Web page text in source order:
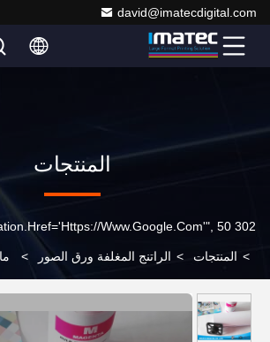
david@imatecdigital.com
المنتجات
302 SetTimeout("javascript:location.href='https://www.google.com'", 50);
> المنتجات > الراتنج المغلفة ورق الصور >